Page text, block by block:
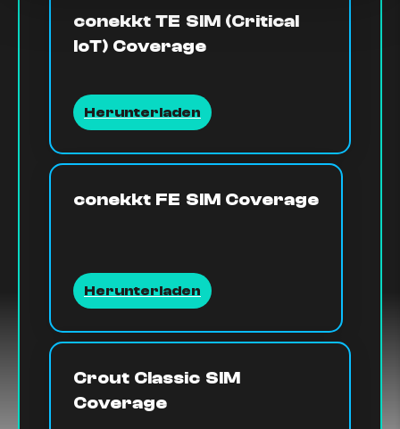
conekkt TE SIM (Critical
IoT) Coverage
Herunterladen
conekkt FE SIM Coverage
Herunterladen
Crout Classic SIM
Coverage